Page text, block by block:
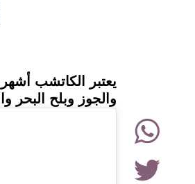
Twitter
WhatsApp
instagramيعتبر الكاتشب
والجوز وبلح البحر